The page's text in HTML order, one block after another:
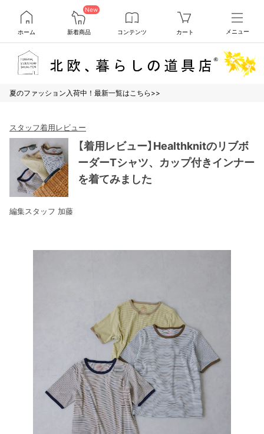
ホーム
New
新着商品 コンテンツ カート メニュー
夏のファッション入荷中！最新一覧はこちら>>
スタッフ着用レビュー
【着用レビュー】Healthknitのリブボ
ーダーTシャツ、カップ付きインナー
を着てみました
編集スタッフ 加藤